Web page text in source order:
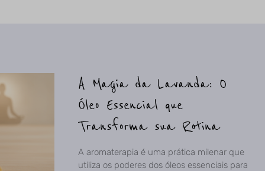
A Magia da Lavanda: O
Óleo Essencial que
Transforma sua Rotina
A aromaterapia é uma prática milenar que
utiliza os poderes dos óleos essenciais para